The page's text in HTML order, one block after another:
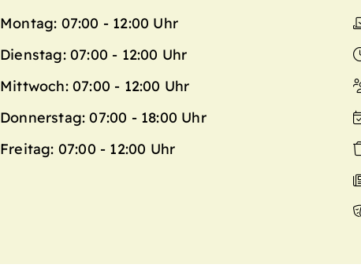
Montag: 07:00 - 12:00 Uhr
Dienstag: 07:00 - 12:00 Uhr
Mittwoch: 07:00 - 12:00 Uhr
Donnerstag: 07:00 - 18:00 Uhr
Freitag: 07:00 - 12:00 Uhr